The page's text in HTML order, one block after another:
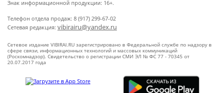
Знак информационной продукции: 16+.
Телефон отдела продаж: 8 (917) 299-67-02
Сетевая редакция: vibirairu@yandex.ru
Сетевое издание VIBIRAI.RU зарегистрировано в Федеральной службе по надзору в
сфере связи, информационных технологий и массовых коммуникаций
(Роскомнадзор). Свидетельство о регистрации СМИ ЭЛ № ФС 77 - 70345 от
20.07.2017 года